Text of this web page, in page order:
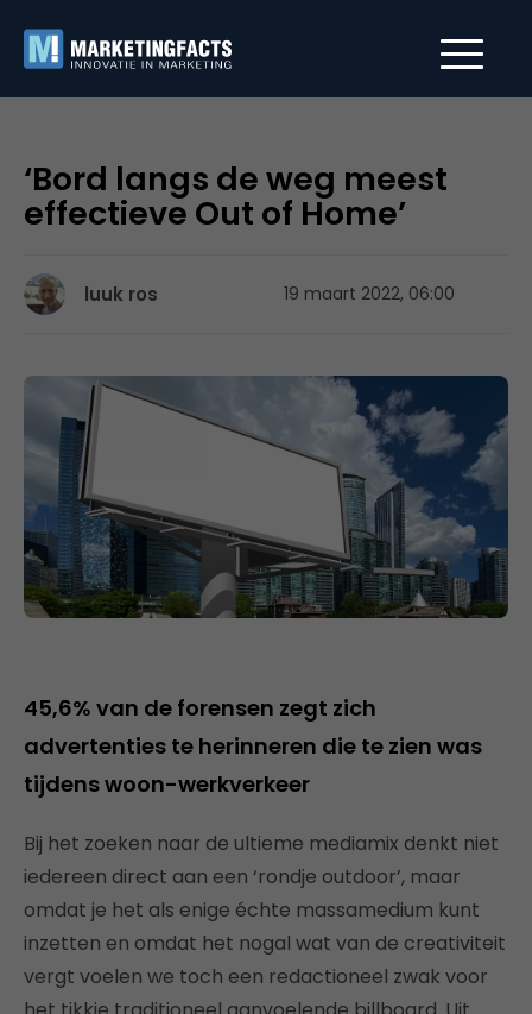
‘Bord langs de weg meest
effectieve Out of Home’
luuk ros 19 maart 2022, 06:00
45,6% van de forensen zegt zich
advertenties te herinneren die te zien was
tijdens woon-werkverkeer
Bij het zoeken naar de ultieme mediamix denkt niet
iedereen direct aan een ‘rondje outdoor’, maar
omdat je het als enige échte massamedium kunt
inzetten en omdat het nogal wat van de creativiteit
vergt voelen we toch een redactioneel zwak voor